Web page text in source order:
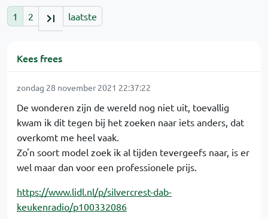
1 2 laatste
Kees frees
zondag 28 november 2021 22:37:22
De wonderen zijn de wereld nog niet uit, toevallig
kwam ik dit tegen bij het zoeken naar iets anders, dat
overkomt me heel vaak.
Zo'n soort model zoek ik al tijden tevergeefs naar, is er
wel maar dan voor een professionele prijs.
https://www.lidl.nl/p/silvercrest-dab-
keukenradio/p100332086